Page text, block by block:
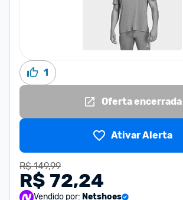
1
Oferta encerrada
Ativar Alerta
R$ 149,99
R$ 72,24
Vendido por: Netshoes